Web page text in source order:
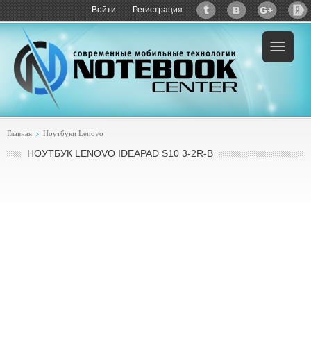
Войти Регистрация
Пример:купить Lenovo IdeaPad S10 3-2R-B
Главная Ноутбуки Lenovo
НОУТБУК LENOVO IDEAPAD S10 3-2R-B